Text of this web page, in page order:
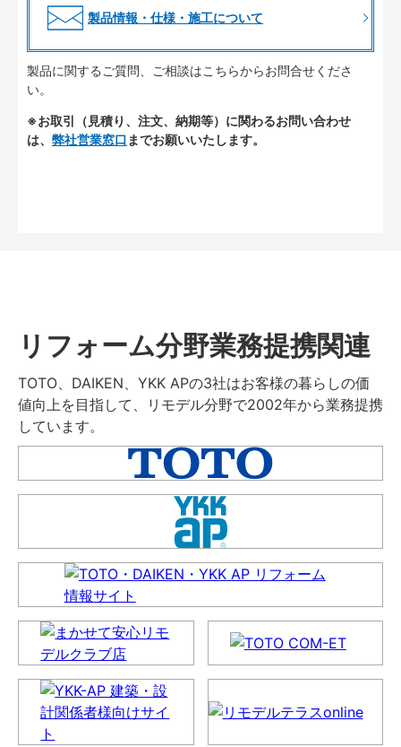
製品情報・仕様・施工について
製品に関するご質問、ご相談はこちらからお問合せくださ
い。
※お取引（見積り、注文、納期等）に関わるお問い合わせ
は、 弊社営業窓口 までお願いいたします。
リフォーム分野業務提携関連
TOTO、DAIKEN、YKK APの3社はお客様の暮らしの価
値向上を目指して、リモデル分野で2002年から業務提携
しています。